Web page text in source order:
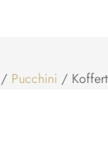
/ Pucchini / Koffert